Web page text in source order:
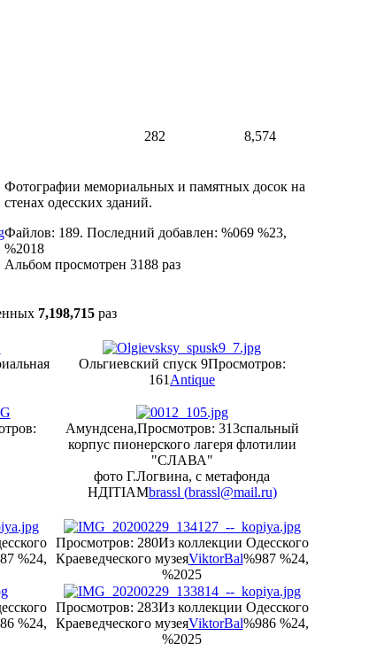
282
8,574
Фотографии мемориальных и памятных досок на
стенах одесских зданий.
Файлов: 189. Последний добавлен: %069 %23,
%2018
Альбом просмотрен 3188 раз
7,198,715 раз
Ольгиевский спуск 9Просмотров:
161 Antique
Амундсена,Просмотров: 313спальный
корпус пионерского лагеря флотилии
"СЛАВА"
фото Г.Логвина, с метафонда
НДІТІАМbrassl (brassl@mail.ru)
%24,
Просмотров: 280Из коллекции Одесского
Краеведческого музеяViktorBal%987 %24,
%2025
%24,
Просмотров: 283Из коллекции Одесского
Краеведческого музеяViktorBal%986 %24,
%2025